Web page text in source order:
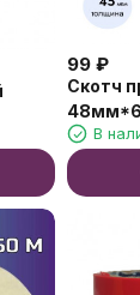
99 ₽
Скотч
В